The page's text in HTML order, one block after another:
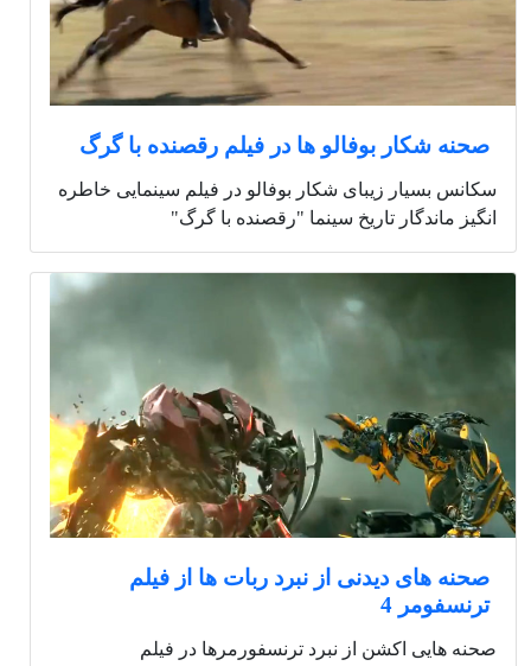
صحنه شکار بوفالو ها در فیلم رقصنده با گرگ
سکانس بسیار زیبای شکار بوفالو در فیلم سینمایی خاطره
انگیز ماندگار تاریخ سینما "رقصنده با گرگ"
صحنه های دیدنی از نبرد ربات ها از فیلم
ترنسفومر 4
صحنه هایی اکشن از نبرد ترنسفورمرها در فیلم